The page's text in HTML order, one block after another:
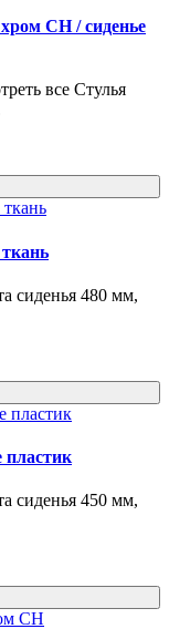
СН / сиденье
все Стулья
сиденья 480 мм,
пластик
сиденья 450 мм,